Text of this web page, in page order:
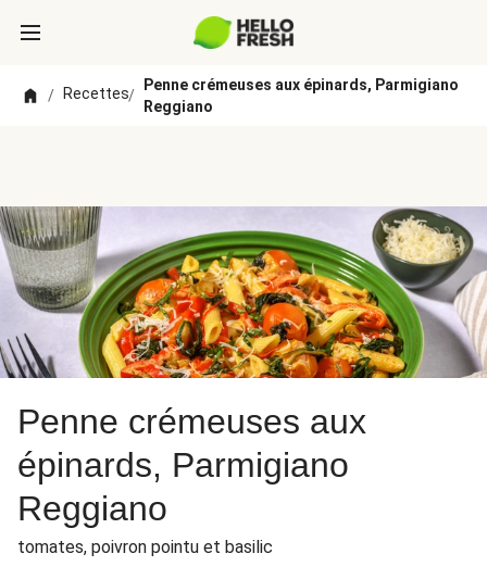
/ Recettes/
Penne crémeuses aux épinards, Parmigiano
Reggiano
Penne crémeuses aux
épinards, Parmigiano
Reggiano
tomates, poivron pointu et basilic